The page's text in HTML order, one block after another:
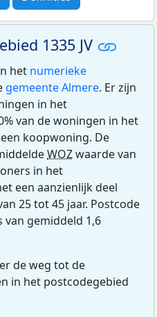
1335 JV
het numerieke
gemeente Almere. Er zijn
in het
van de woningen in het
koopwoning. De
WOZwaarde van
in het
een aanzienlijk deel
25 tot 45 jaar. Postcode
van gemiddeld 1,6
de weg tot de
in het postcodegebied